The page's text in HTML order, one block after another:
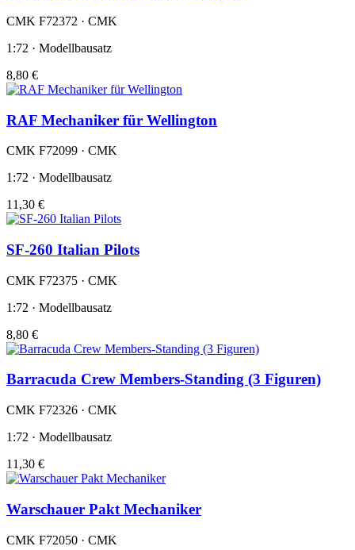
CMK F72372 · CMK
1:72 · Modellbausatz
8,80 €
RAF Mechaniker für Wellington
CMK F72099 · CMK
1:72 · Modellbausatz
11,30 €
SF-260 Italian Pilots
CMK F72375 · CMK
1:72 · Modellbausatz
8,80 €
Barracuda Crew Members-Standing (3 Figuren)
CMK F72326 · CMK
1:72 · Modellbausatz
11,30 €
Warschauer Pakt Mechaniker
CMK F72050 · CMK